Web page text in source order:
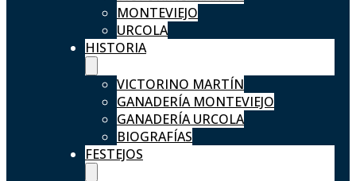
MONTEVIEJO
URCOLA
HISTORIA
VICTORINO MARTÍN
GANADERÍA MONTEVIEJO
GANADERÍA URCOLA
BIOGRAFÍAS
FESTEJOS